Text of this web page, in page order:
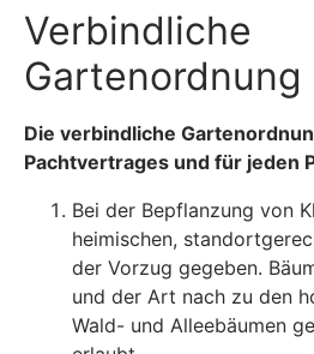
Verbindliche
Gartenordnung
Die verbindliche
Pachtvertrages und für jeden
Bei der Bepflanzung von
heimischen,
der Vorzug gegeben.
und der Art nach zu den
Wald- und Alleebäumen